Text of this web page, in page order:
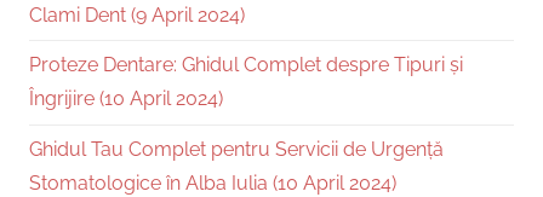
Clami Dent (9 April 2024)
Proteze Dentare: Ghidul Complet despre Tipuri și
Îngrijire (10 April 2024)
Ghidul Tau Complet pentru Servicii de Urgență
Stomatologice în Alba Iulia (10 April 2024)